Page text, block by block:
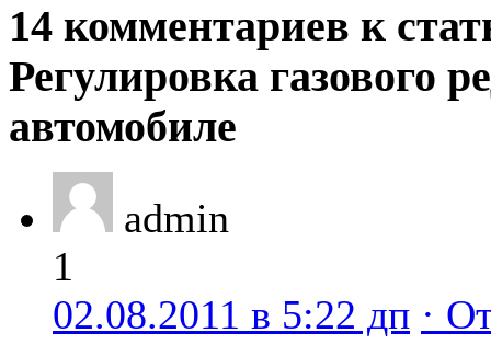
14 комментариев к
Регулировка газового
автомобиле
admin
1
02.08.2011 в 5:22 дп ·